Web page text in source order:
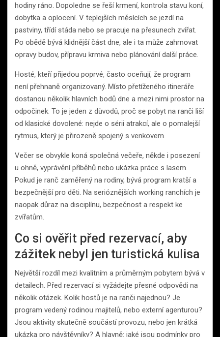
hodiny ráno. Dopoledne se řeší krmení, kontrola stavu koní,
dobytka a oplocení. V teplejších měsících se jezdí na
pastviny, třídí stáda nebo se pracuje na přesunech zvířat.
Po obědě bývá klidnější část dne, ale i ta může zahrnovat
opravy budov, přípravu krmiva nebo plánování další práce.
Hosté, kteří přijedou poprvé, často oceňují, že program
není přehnaně organizovaný. Místo přetíženého itineráře
dostanou několik hlavních bodů dne a mezi nimi prostor na
odpočinek. To je jeden z důvodů, proč se pobyt na ranči liší
od klasické dovolené: nejde o sérii atrakcí, ale o pomalejší
rytmus, který je přirozeně spojený s venkovem.
Večer se obvykle koná společná večeře, někde i posezení
u ohně, vyprávění příběhů nebo ukázka práce s lasem.
Pokud je ranč zaměřený na rodiny, bývá program kratší a
bezpečnější pro děti. Na serióznějších working ranchích je
naopak důraz na disciplínu, bezpečnost a respekt ke
zvířatům.
Co si ověřit před rezervací, aby
zážitek nebyl jen turistická kulisa
Největší rozdíl mezi kvalitním a průměrným pobytem bývá v
detailech. Před rezervací si vyžádejte přesné odpovědi na
několik otázek. Kolik hostů je na ranči najednou? Je
program vedený rodinou majitelů, nebo externí agenturou?
Jsou aktivity skutečně součástí provozu, nebo jen krátká
ukázka pro návštěvníky? A hlavně: jaké jsou podmínky pro